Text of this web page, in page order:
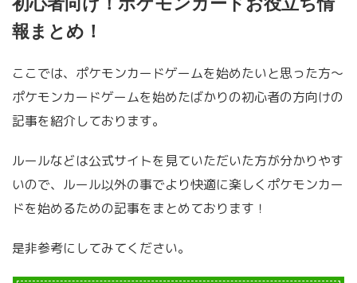
報まとめ！
ここでは、ポケモンカードゲームを始めたいと思った方～
ポケモンカードゲームを始めたばかりの初心者の方向けの
記事を紹介しております。
ルールなどは公式サイトを見ていただいた方が分かりやす
いので、ルール以外の事でより快適に楽しくポケモンカー
ドを始めるための記事をまとめております！
是非参考にしてみてください。